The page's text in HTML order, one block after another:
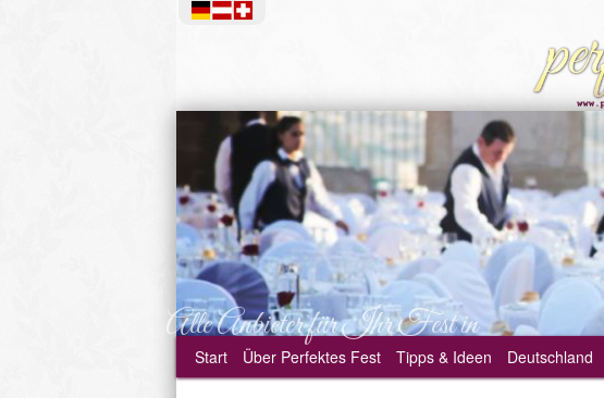
Start Über Perfektes Fest Tipps & Ideen Deutschland
Alle Anbieter für Ihr Fest in